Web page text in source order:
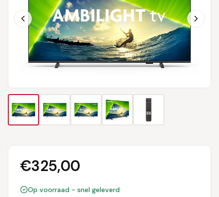
€325,00
Op voorraad - snel geleverd